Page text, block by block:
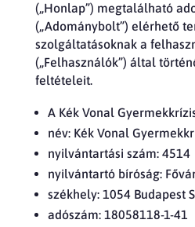
(„Honlap”) megtalálható
(„Adománybolt”) elérhető
szolgáltatásoknak a
(„Felhasználók”) által
feltételeit.
A Kék Vonal
név: Kék Vonal
nyilvántartási szám: 4514
nyilvántartó bíróság:
székhely: 1054 Budapest
adószám: 18058118-1-41